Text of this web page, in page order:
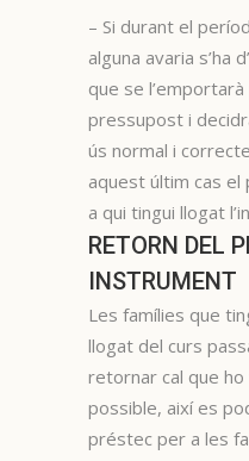
– Si durant el
alguna avaria s’ha
que se
pressupost i
ús normal i
aquest últim cas
a qui tingui llogat
RETORN DEL
INSTRUMENT
Les famílies que
llogat del curs
retornar cal que
possible, així es
préstec per a les